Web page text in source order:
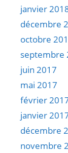
janvier
décembre
octobre
septembre
juin 2017
mai 2017
février
janvier
décembre
novembre